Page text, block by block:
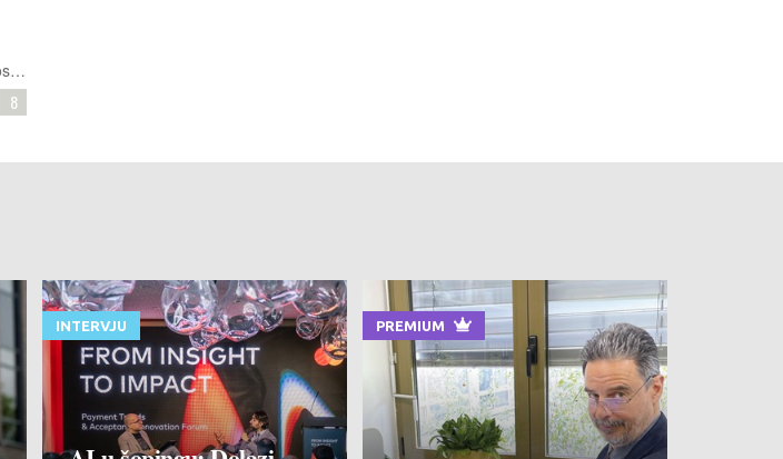
Zakon predlaže klasificiranje sustava umjetne inteligencije kao "neosjetljivih entiteta", uskraćujući im pravnu osobnost i izričito sprječavajući brakove između čovjeka i AI-ja.
8
INTERVJU PREMIUM